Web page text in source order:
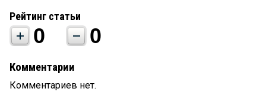
Рейтинг статьи
0 0
Комментарии
Комментариев нет.